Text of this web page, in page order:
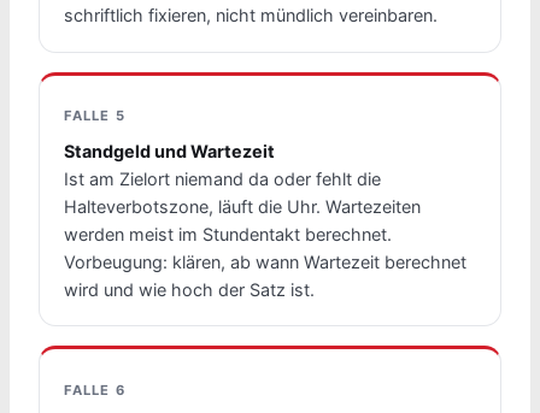
schriftlich fixieren, nicht mündlich vereinbaren.
FALLE 5
Standgeld und Wartezeit
Ist am Zielort niemand da oder fehlt die
Halteverbotszone, läuft die Uhr. Wartezeiten
werden meist im Stundentakt berechnet.
Vorbeugung: klären, ab wann Wartezeit berechnet
wird und wie hoch der Satz ist.
FALLE 6